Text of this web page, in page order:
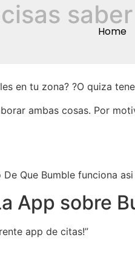
Home
en tu zona? ?O quiza
ambas cosas. Por
Que Bumble funciona
App sobre
app de citas!”